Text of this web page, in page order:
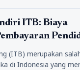
ITB: Biaya
(ITB) merupakan
di Indonesia yang